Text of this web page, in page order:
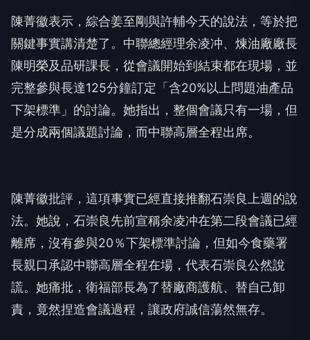
陳菁徽表示，綜合姜至剛與許輔今天的說法，等於把
關鍵事實講清楚了。中聯總經理余凌冲、煉油廠廠長
陳明榮及品研課長，從會議開始到結束都在現場，並
完整參與長達125分鐘訂定「含20%以上問題油產品
下架標準」的討論。她指出，整個會議只有一場，但
是分成兩個議題討論，而中聯高層全程出席。
陳菁徽批評，這項事實已經直接推翻石崇良上週的說
法。她說，石崇良先前宣稱余凌冲在第二段會議已經
離席，沒有參與20％下架標準討論，但如今食藥署
長親口承認中聯高層全程在場，代表石崇良公然說
謊。她痛批，衛福部長為了替廠商護航、替自己卸
責，竟然捏造會議過程，讓政府誠信蕩然無存。